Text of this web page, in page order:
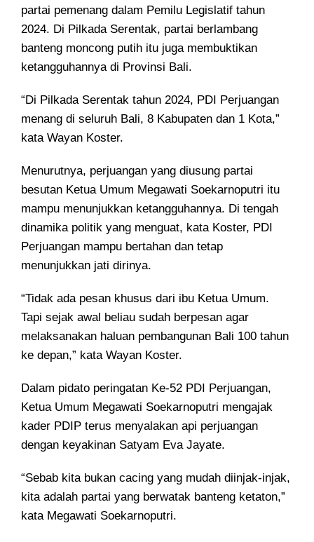
partai pemenang dalam Pemilu Legislatif tahun
2024. Di Pilkada Serentak, partai berlambang
banteng moncong putih itu juga membuktikan
ketangguhannya di Provinsi Bali.
“Di Pilkada Serentak tahun 2024, PDI Perjuangan
menang di seluruh Bali, 8 Kabupaten dan 1 Kota,”
kata Wayan Koster.
Menurutnya, perjuangan yang diusung partai
besutan Ketua Umum Megawati Soekarnoputri itu
mampu menunjukkan ketangguhannya. Di tengah
dinamika politik yang menguat, kata Koster, PDI
Perjuangan mampu bertahan dan tetap
menunjukkan jati dirinya.
“Tidak ada pesan khusus dari ibu Ketua Umum.
Tapi sejak awal beliau sudah berpesan agar
melaksanakan haluan pembangunan Bali 100 tahun
ke depan,” kata Wayan Koster.
Dalam pidato peringatan Ke-52 PDI Perjuangan,
Ketua Umum Megawati Soekarnoputri mengajak
kader PDIP terus menyalakan api perjuangan
dengan keyakinan Satyam Eva Jayate.
“Sebab kita bukan cacing yang mudah diinjak-injak,
kita adalah partai yang berwatak banteng ketaton,”
kata Megawati Soekarnoputri.